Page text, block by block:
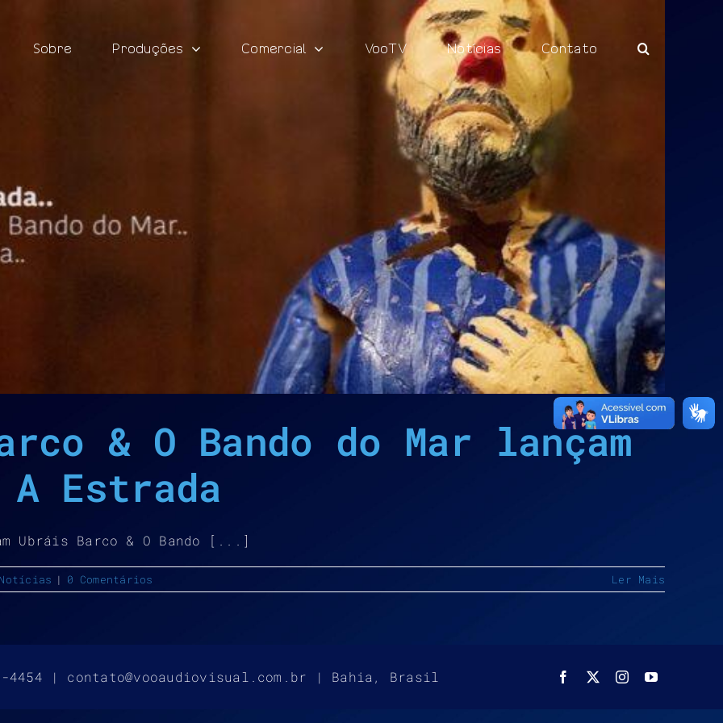
Sobre Produções Comercial VooTV Notícias Contato
& O Bando do Mar lançam
Estrada
Ubráis Barco & O Bando [...]
Notícias | 0 Comentários Ler Mais
4454 | contato@vooaudiovisual.com.br | Bahia, Brasil